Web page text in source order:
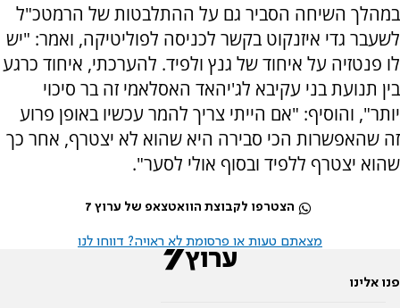
במהלך השיחה הסביר גם על ההתלבטות של הרמטכ"ל
לשעבר גדי איזנקוט בקשר לכניסה לפוליטיקה, ואמר: "יש
לו פנטזיה על איחוד של גנץ ולפיד. להערכתי, איחוד כרגע
בין תנועת בני עקיבא לג'יהאד האסלאמי זה בר סיכוי
יותר", והוסיף: "אם הייתי צריך להמר עכשיו באופן פרוע
זה שהאפשרות הכי סבירה היא שהוא לא יצטרף, אחר כך
שהוא יצטרף ללפיד ובסוף אולי לסער".
הצטרפו לקבוצת הוואטצאפ של ערוץ 7
מצאתם טעות או פרסומת לא ראויה? דווחו לנו
פנו אלינו